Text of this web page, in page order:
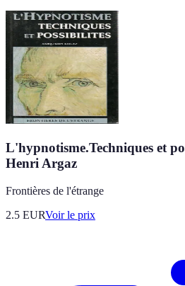
L'hypnotisme.Techniques et
Henri Argaz
Frontières de l'étrange
2.5 EURVoir le prix